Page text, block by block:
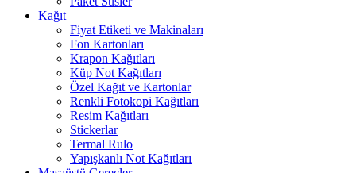
Kağıt
Fiyat Etiketi ve Makinaları
Fon Kartonları
Krapon Kağıtları
Küp Not Kağıtları
Özel Kağıt ve Kartonlar
Renkli Fotokopi Kağıtları
Resim Kağıtları
Stickerlar
Termal Rulo
Yapışkanlı Not Kağıtları